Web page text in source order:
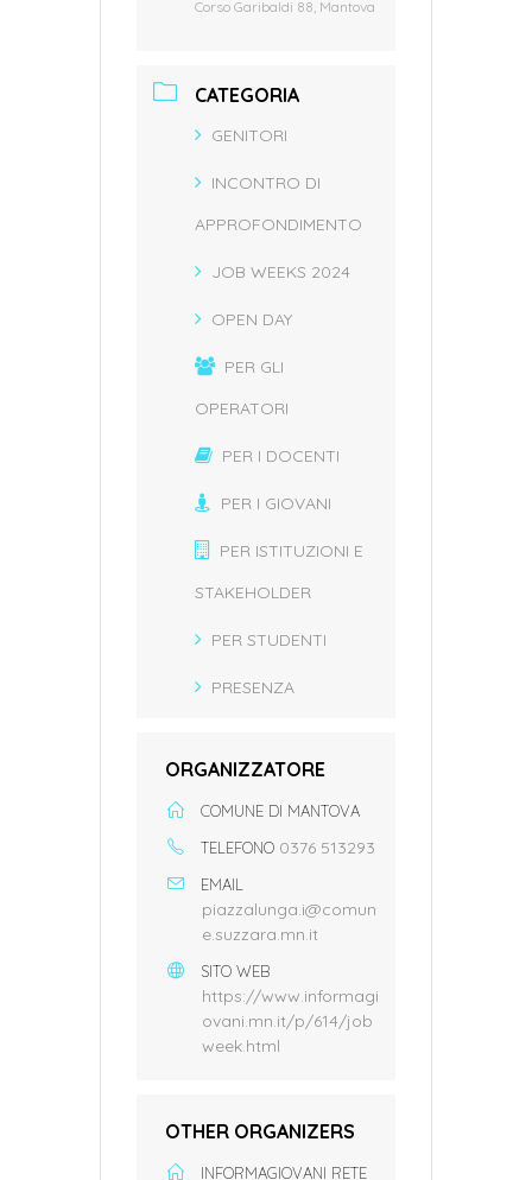
Corso Garibaldi 88, Mantova
CATEGORIA
GENITORI
INCONTRO DI
APPROFONDIMENTO
JOB WEEKS 2024
OPEN DAY
PER GLI
OPERATORI
PER I DOCENTI
PER I GIOVANI
PER ISTITUZIONI E
STAKEHOLDER
PER STUDENTI
PRESENZA
ORGANIZZATORE
COMUNE DI MANTOVA
TELEFONO 0376 513293
EMAIL
piazzalunga.i@comun
e.suzzara.mn.it
SITO WEB
https://www.informagi
ovani.mn.it/p/614/job
week.html
OTHER ORGANIZERS
INFORMAGIOVANI RETE